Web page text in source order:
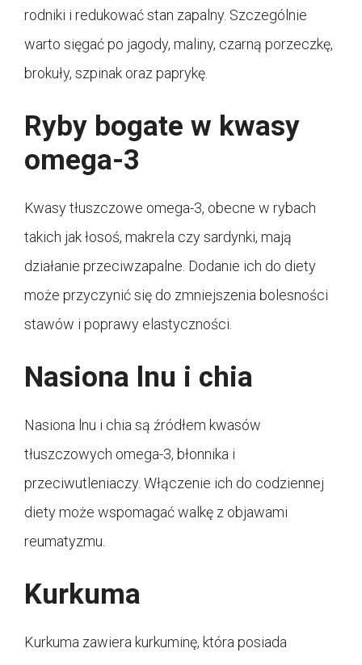
rodniki i redukować stan zapalny. Szczególnie
warto sięgać po jagody, maliny, czarną porzeczkę,
brokuły, szpinak oraz paprykę.
Ryby bogate w kwasy
omega-3
Kwasy tłuszczowe omega-3, obecne w rybach
takich jak łosoś, makrela czy sardynki, mają
działanie przeciwzapalne. Dodanie ich do diety
może przyczynić się do zmniejszenia bolesności
stawów i poprawy elastyczności.
Nasiona lnu i chia
Nasiona lnu i chia są źródłem kwasów
tłuszczowych omega-3, błonnika i
przeciwutleniaczy. Włączenie ich do codziennej
diety może wspomagać walkę z objawami
reumatyzmu.
Kurkuma
Kurkuma zawiera kurkuminę, która posiada